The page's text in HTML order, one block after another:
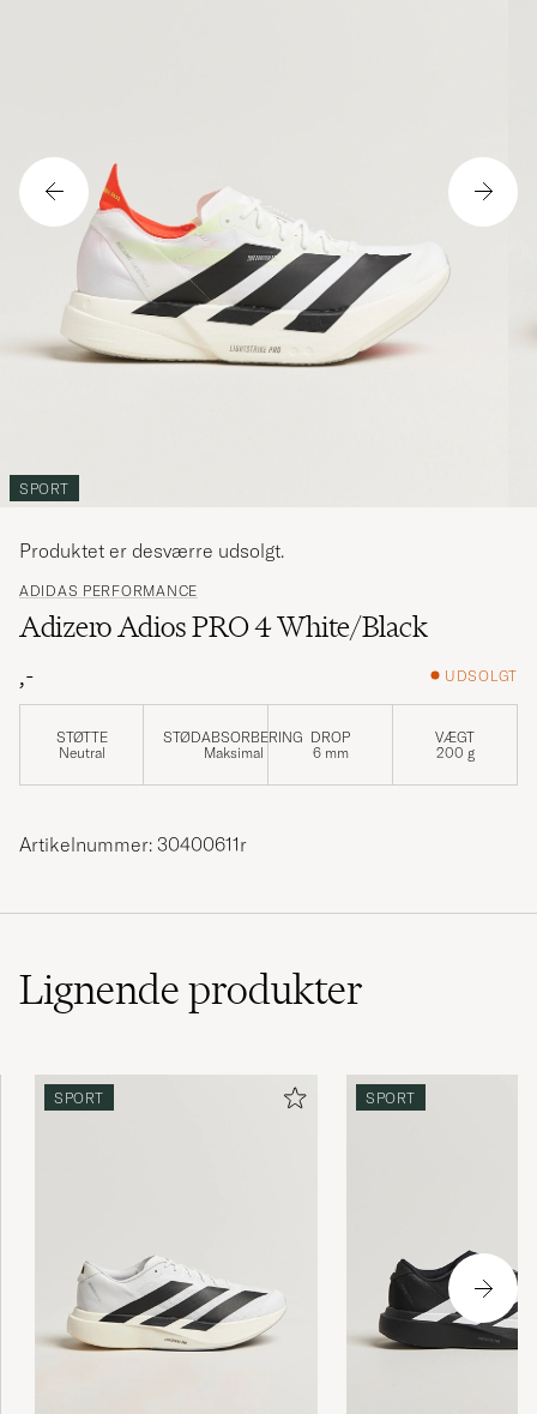
SPORT
ADIDAS PERFORMANCE
Adizero Adios PRO 4 White/Black
,-
UDSOLGT
STØTTE
Neutral
STØDABSORBERING
Maksimal
DROP
6 mm
VÆGT
200 g
Produktet er desværre udsolgt.
Artikelnummer: 30400611r
Lignendeprodukter
SPORT SPORT